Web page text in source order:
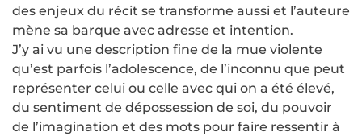
des enjeux du récit se transforme aussi et l’auteure
mène sa barque avec adresse et intention.
J’y ai vu une description fine de la mue violente
qu’est parfois l’adolescence, de l’inconnu que peut
représenter celui ou celle avec qui on a été élevé,
du sentiment de dépossession de soi, du pouvoir
de l’imagination et des mots pour faire ressentir à